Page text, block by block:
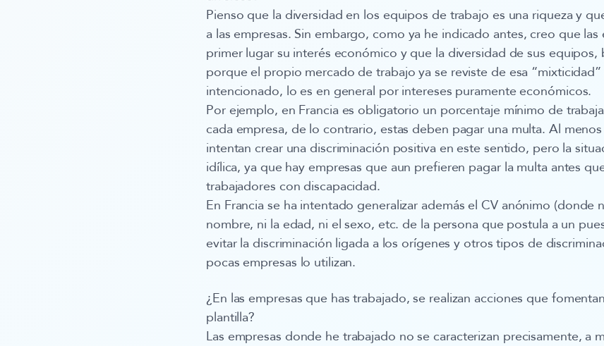
Pienso que la diversidad en los equipos de trabajo es una riqueza y
a las empresas. Sin embargo, como ya he indicado antes, creo que las
primer lugar su interés económico y que la diversidad de sus equipos,
porque el propio mercado de trabajo ya se reviste de esa
intencionado, lo es en general por intereses puramente económicos.
Por ejemplo, en Francia es obligatorio un porcentaje mínimo de
cada empresa, de lo contrario, estas deben pagar una multa. Al menos
intentan crear una discriminación positiva en este sentido, pero la
idílica, ya que hay empresas que aun prefieren pagar la multa antes
trabajadores con discapacidad.
En Francia se ha intentado generalizar además el CV anónimo (donde
nombre, ni la edad, ni el sexo, etc. de la persona que postula a un
evitar la discriminación ligada a los orígenes y otros tipos de
pocas empresas lo utilizan.
¿En las empresas que has trabajado, se realizan acciones que
plantilla?
Las empresas donde he trabajado no se caracterizan precisamente, a